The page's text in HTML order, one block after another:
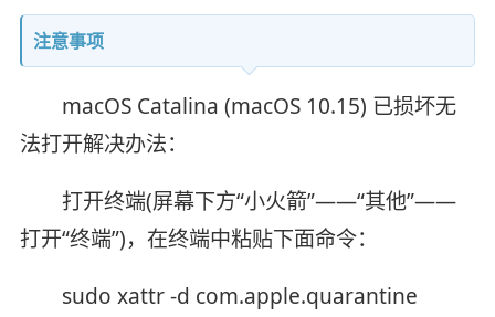
注意事项
macOS Catalina (macOS 10.15) 已损坏无
法打开解决办法：
打开终端(屏幕下方“小火箭”——“其他”——
打开“终端”)，在终端中粘贴下面命令：
sudo xattr -d com.apple.quarantine